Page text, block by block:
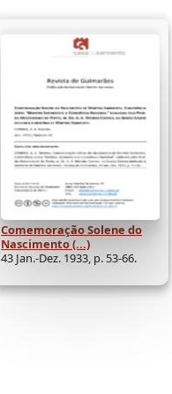
Comemoração Solene do
Nascimento (...)
43 Jan.-Dez. 1933, p. 53-66.